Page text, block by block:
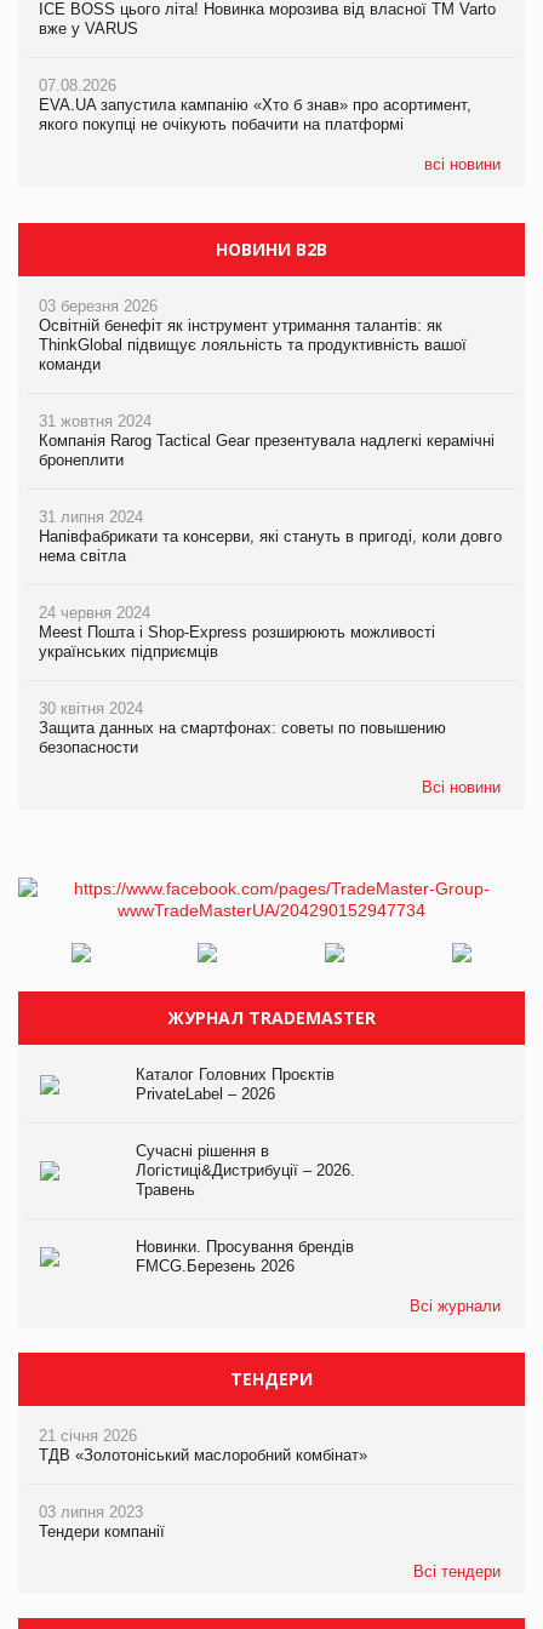
ICE BOSS цього літа! Новинка морозива від власної ТМ Varto
вже у VARUS
07.08.2026
EVA.UA запустила кампанію «Хто б знав» про асортимент,
якого покупці не очікують побачити на платформі
всі новини
06.08.2026
Смачна новинка для хвостатих: у VARUS з’явилися паучі
05.08.2026
Мережа супермаркетів VARUS купує мережу магазинів
НОВИНИ B2B
03 березня 2026
Освітній бенефіт як інструмент утримання талантів: як
ThinkGlobal підвищує лояльність та продуктивність вашої
команди
31 жовтня 2024
Компанія Rarog Tactical Gear презентувала надлегкі керамічні
бронеплити
31 липня 2024
Напівфабрикати та консерви, які стануть в пригоді, коли довго
нема світла
24 червня 2024
Meest Пошта і Shop-Express розширюють можливості
українських підприємців
30 квітня 2024
Защита данных на смартфонах: советы по повышению
безопасности
Всі новини
ЖУРНАЛ TRADEMASTER
Каталог Головних Проєктів
PrivateLabel – 2026
Сучасні рішення в
Логістиці&Дистрибуції – 2026.
Травень
Новинки. Просування брендів
FMCG.Березень 2026
Всі журнали
ТЕНДЕРИ
21 січня 2026
ТДВ «Золотоніський маслоробний комбінат»
03 липня 2023
Тендери компанії
Всі тендери